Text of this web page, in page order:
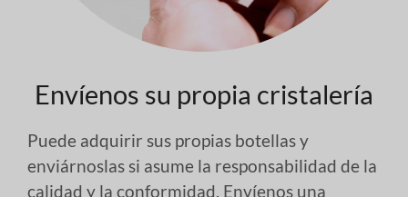
Envíenos su propia cristalería
Puede adquirir sus propias botellas y
enviárnoslas si asume la responsabilidad de la
calidad y la conformidad. Envíenos una